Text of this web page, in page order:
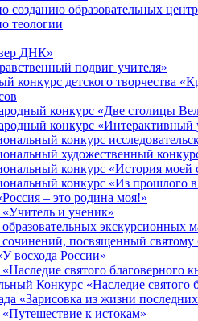
созданию образовательных
теологии
ДНК»
подвиг учителя»
конкурс детского творчества
конкурс «Две столицы
конкурс «Интерактивный
конкурс
художественный
конкурс «История моей
конкурс «Из прошлого в
– это родина моя!»
и ученик»
экскурсионных
посвященный
восхода России»
святого благоверного
Конкурс «Наследие святого
«Зарисовка из жизни
к истокам»